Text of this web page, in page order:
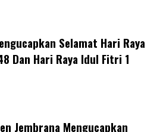
Selamat Hari Raya
Dan Hari Raya Idul Fitri 1
Jembrana Mengucapkan